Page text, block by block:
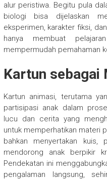
alur peristiwa. Begitu pula
biologi bisa dijelaskan
eksperimen, karakter fiksi,
hanya membuat
mempermudah pemahaman
Kartun
Kartun animasi, terutama
partisipasi anak dalam
lucu dan cerita yang
untuk memperhatikan materi
bahkan menyertakan kuis,
mendorong anak berpikir
Pendekatan ini
pengalaman langsung,